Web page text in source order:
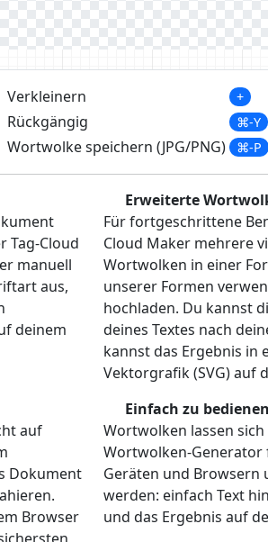
Verkleinern +
Rückgängig ⌘-Y
Wortwolke speichern (JPG/PNG) ⌘-P
Tag-Cloud
manuell
aus,
deinem
Erweiterte
Für fortgeschrittene
Cloud Maker mehrere
Wortwolken in einer
unserer Formen
hochladen. Du kannst
deines Textes nach
kannst das Ergebnis in
Vektorgrafik (SVG) auf
auf
Dokument
Browser
Einfach zu bedienen
Wortwolken lassen
Wortwolken-
Geräten und Browsern
werden: einfach Text
und das Ergebnis auf